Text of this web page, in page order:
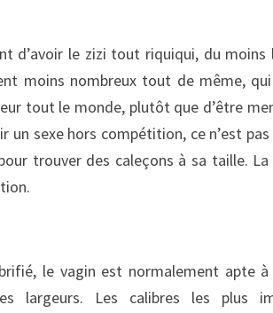
d’avoir le zizi tout riquiqui, du moins
moins nombreux tout de même,
tout le monde, plutôt que d’être
un sexe hors compétition, ce n’est
trouver des caleçons à sa taille.
le vagin est normalement apte
largeurs. Les calibres les plus